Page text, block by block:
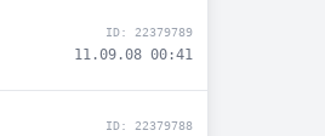
ID: 22379789
11.09.08 00:41
ID: 22379788